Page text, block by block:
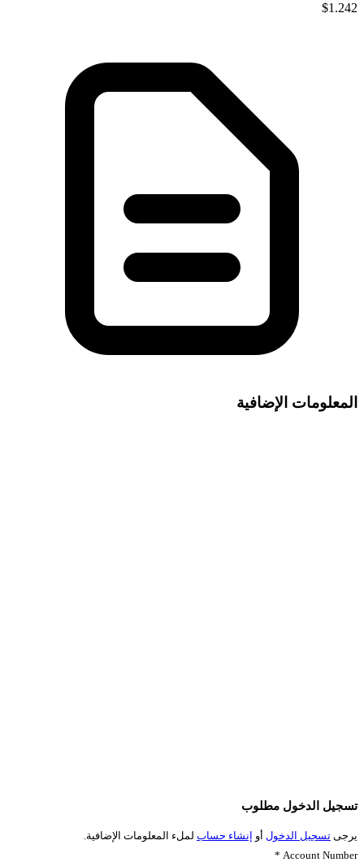
$1.242
المعلومات الإضافية
تسجيل الدخول مطلوب
يرجى تسجيل الدخول أو إنشاء حساب لملء المعلومات الإضافية.
Account Number
*